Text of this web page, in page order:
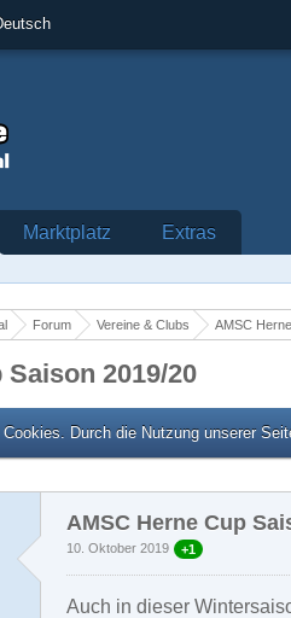
Marktplatz Extras
Forum Vereine & Clubs AMSC
2019/20
Durch die Nutzung unserer
AMSC Herne Cup
10. Oktober 2019 +1
Auch in dieser